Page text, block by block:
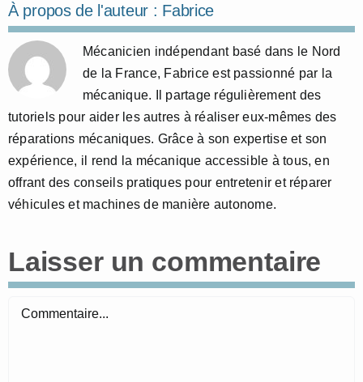
À propos de l'auteur : Fabrice
Mécanicien indépendant basé dans le Nord
de la France, Fabrice est passionné par la
mécanique. Il partage régulièrement des
tutoriels pour aider les autres à réaliser eux-mêmes des
réparations mécaniques. Grâce à son expertise et son
expérience, il rend la mécanique accessible à tous, en
offrant des conseils pratiques pour entretenir et réparer
véhicules et machines de manière autonome.
Laisser un commentaire
Commentaire